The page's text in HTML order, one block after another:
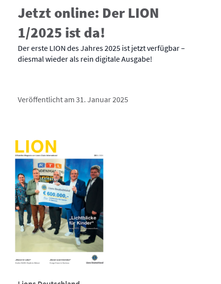
Jetzt online: Der LION
1/2025 ist da!
Der erste LION des Jahres 2025 ist jetzt verfügbar –
diesmal wieder als rein digitale Ausgabe!
Veröffentlicht am 31. Januar 2025